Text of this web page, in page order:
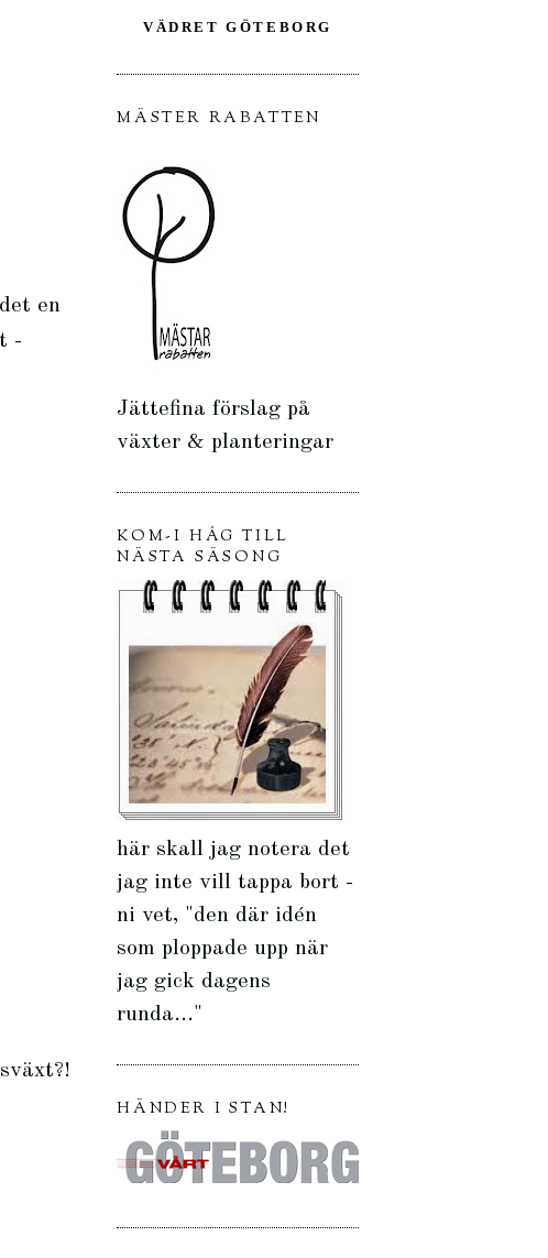
en
-
VÄDRET GÖTEBORG
MÄSTER RABATTEN
Jättefina förslag på
växter & planteringar
KOM-I HÅG TILL
NÄSTA SÄSONG
här skall jag notera det
jag inte vill tappa bort -
ni vet, "den där idén
som ploppade upp när
jag gick dagens
runda..."
HÄNDER I STAN!